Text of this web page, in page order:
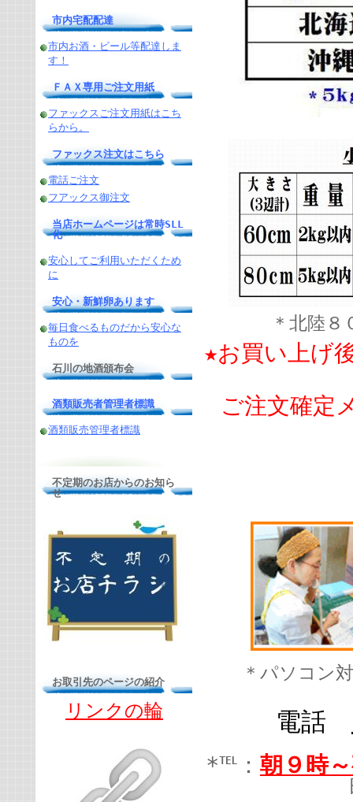
市内宅配配達
市内お酒・ビール等配達しま
す！
ＦＡＸ専用ご注文用紙
ファックスご注文用紙はこち
らから。
ファックス注文はこちら
電話ご注文
フアックス御注文
当店ホームページは常時SLL
化
安心してご利用いただくため
に
安心・新鮮卵あります
毎日食べるものだから安心な
ものを
石川の地酒頒布会
酒類販売者管理者標識
酒類販売管理者標識
不定期のお店からのお知ら
せ
お取引先のページの紹介
リンクの輪
＊北陸
★お買い上げ
ご注文確定
＊パソコン
電話
*℡： 朝９時